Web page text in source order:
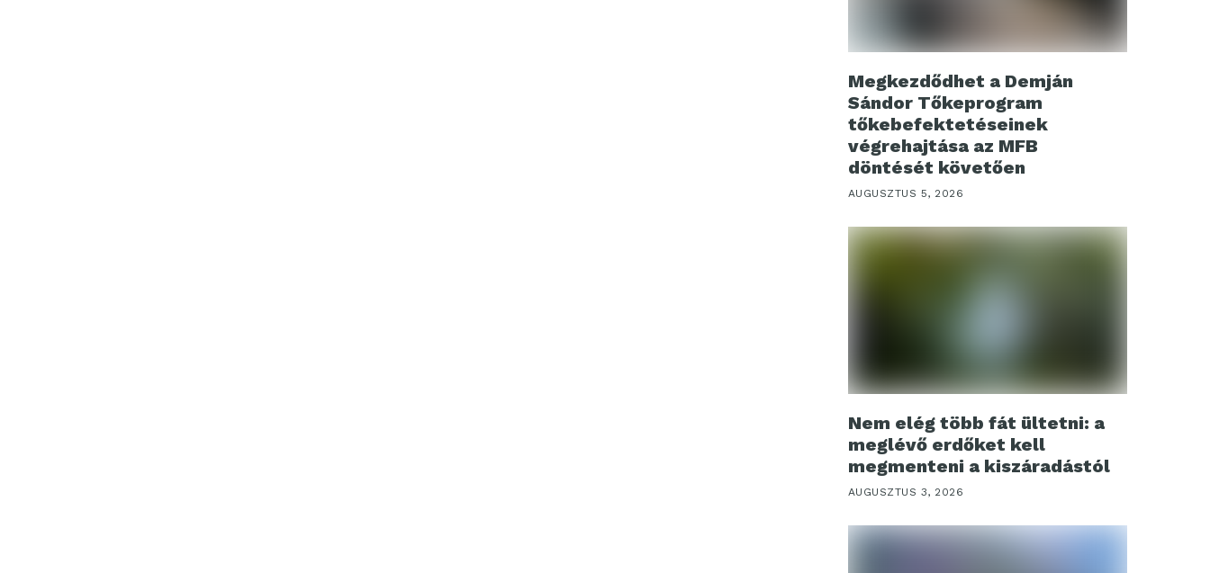
Megkezdődhet a Demján
Sándor Tőkeprogram
tőkebefektetéseinek
végrehajtása az MFB
döntését követően
AUGUSZTUS 5, 2026
Nem elég több fát ültetni: a
meglévő erdőket kell
megmenteni a kiszáradástól
AUGUSZTUS 3, 2026